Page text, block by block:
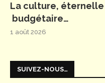
La culture, éternelle
budgétaire…
1 août 2026
SUIVEZ-NOUS…